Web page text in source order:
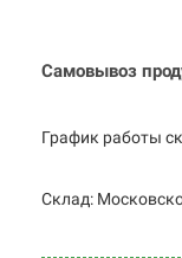
Самовывоз
График работы
Cклад: